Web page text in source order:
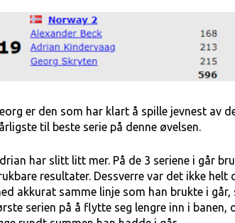
er den som har klart å spille jevnest av
til beste serie på denne øvelsen.
har slitt litt mer. På de 3 seriene i går
resultater. Dessverre var det ikke
akkurat samme linje som han brukte i
serien på å flytte seg lengre inn i